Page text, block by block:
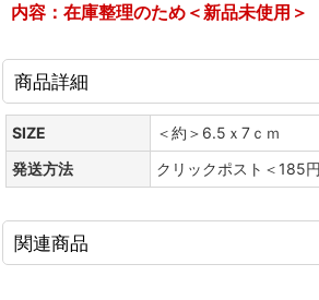
内容：在庫整理のため＜新品未使用＞
商品詳細
SIZE
＜約＞6.5ｘ7ｃｍ
発送方法
クリックポスト＜185
関連商品